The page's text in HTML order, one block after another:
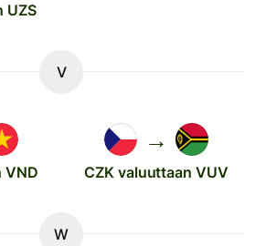
UZS
V
VND
→
CZK valuuttaan VUV
W